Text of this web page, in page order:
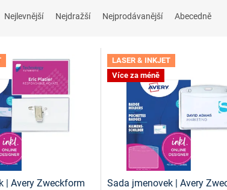
Nejlevnější Nejdražší Nejprodávanější Abecedně
| Avery Zweckform
LASER & INKJET
Více za méně
Sada jmenovek | Avery